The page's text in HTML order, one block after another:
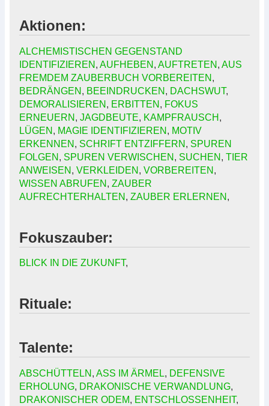
Aktionen:
ALCHEMISTISCHEN GEGENSTAND
IDENTIFIZIEREN , AUFHEBEN , AUFTRETEN , AUS
FREMDEM ZAUBERBUCH VORBEREITEN ,
BEDRÄNGEN , BEEINDRUCKEN , DACHSWUT,
DEMORALISIEREN , ERBITTEN , FOKUS
ERNEUERN , JAGDBEUTE, KAMPFRAUSCH ,
LÜGEN , MAGIE IDENTIFIZIEREN , MOTIV
ERKENNEN , SCHRIFT ENTZIFFERN , SPUREN
FOLGEN , SPUREN VERWISCHEN , SUCHEN , TIER
ANWEISEN , VERKLEIDEN , VORBEREITEN ,
WISSEN ABRUFEN , ZAUBER
AUFRECHTERHALTEN , ZAUBER ERLERNEN ,
Fokuszauber:
BLICK IN DIE ZUKUNFT,
Rituale:
Talente:
ABSCHÜTTELN , ASS IM ÄRMEL, DEFENSIVE
ERHOLUNG, DRAKONISCHE VERWANDLUNG,
DRAKONISCHER ODEM, ENTSCHLOSSENHEIT,